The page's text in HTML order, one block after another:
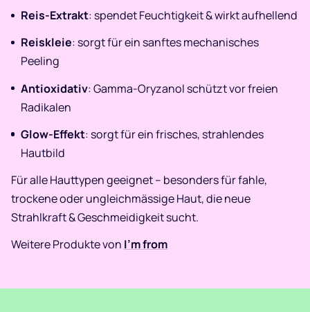
Reis-Extrakt: spendet Feuchtigkeit & wirkt aufhellend
Reiskleie: sorgt für ein sanftes mechanisches
Peeling
Antioxidativ: Gamma-Oryzanol schützt vor freien
Radikalen
Glow-Effekt: sorgt für ein frisches, strahlendes
Hautbild
Für alle Hauttypen geeignet – besonders für fahle,
trockene oder ungleichmässige Haut, die neue
Strahlkraft & Geschmeidigkeit sucht.
Weitere Produkte von I'm from